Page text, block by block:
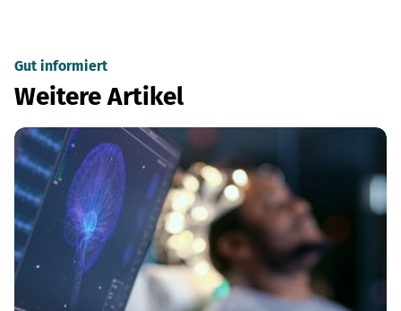
Gut informiert
Weitere Artikel